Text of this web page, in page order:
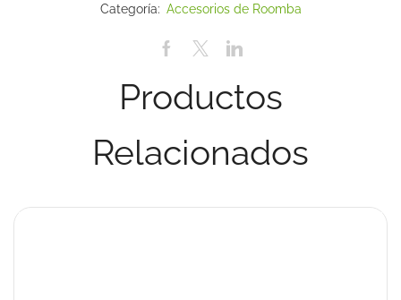
Categoría: Accesorios de Roomba
Productos
Relacionados